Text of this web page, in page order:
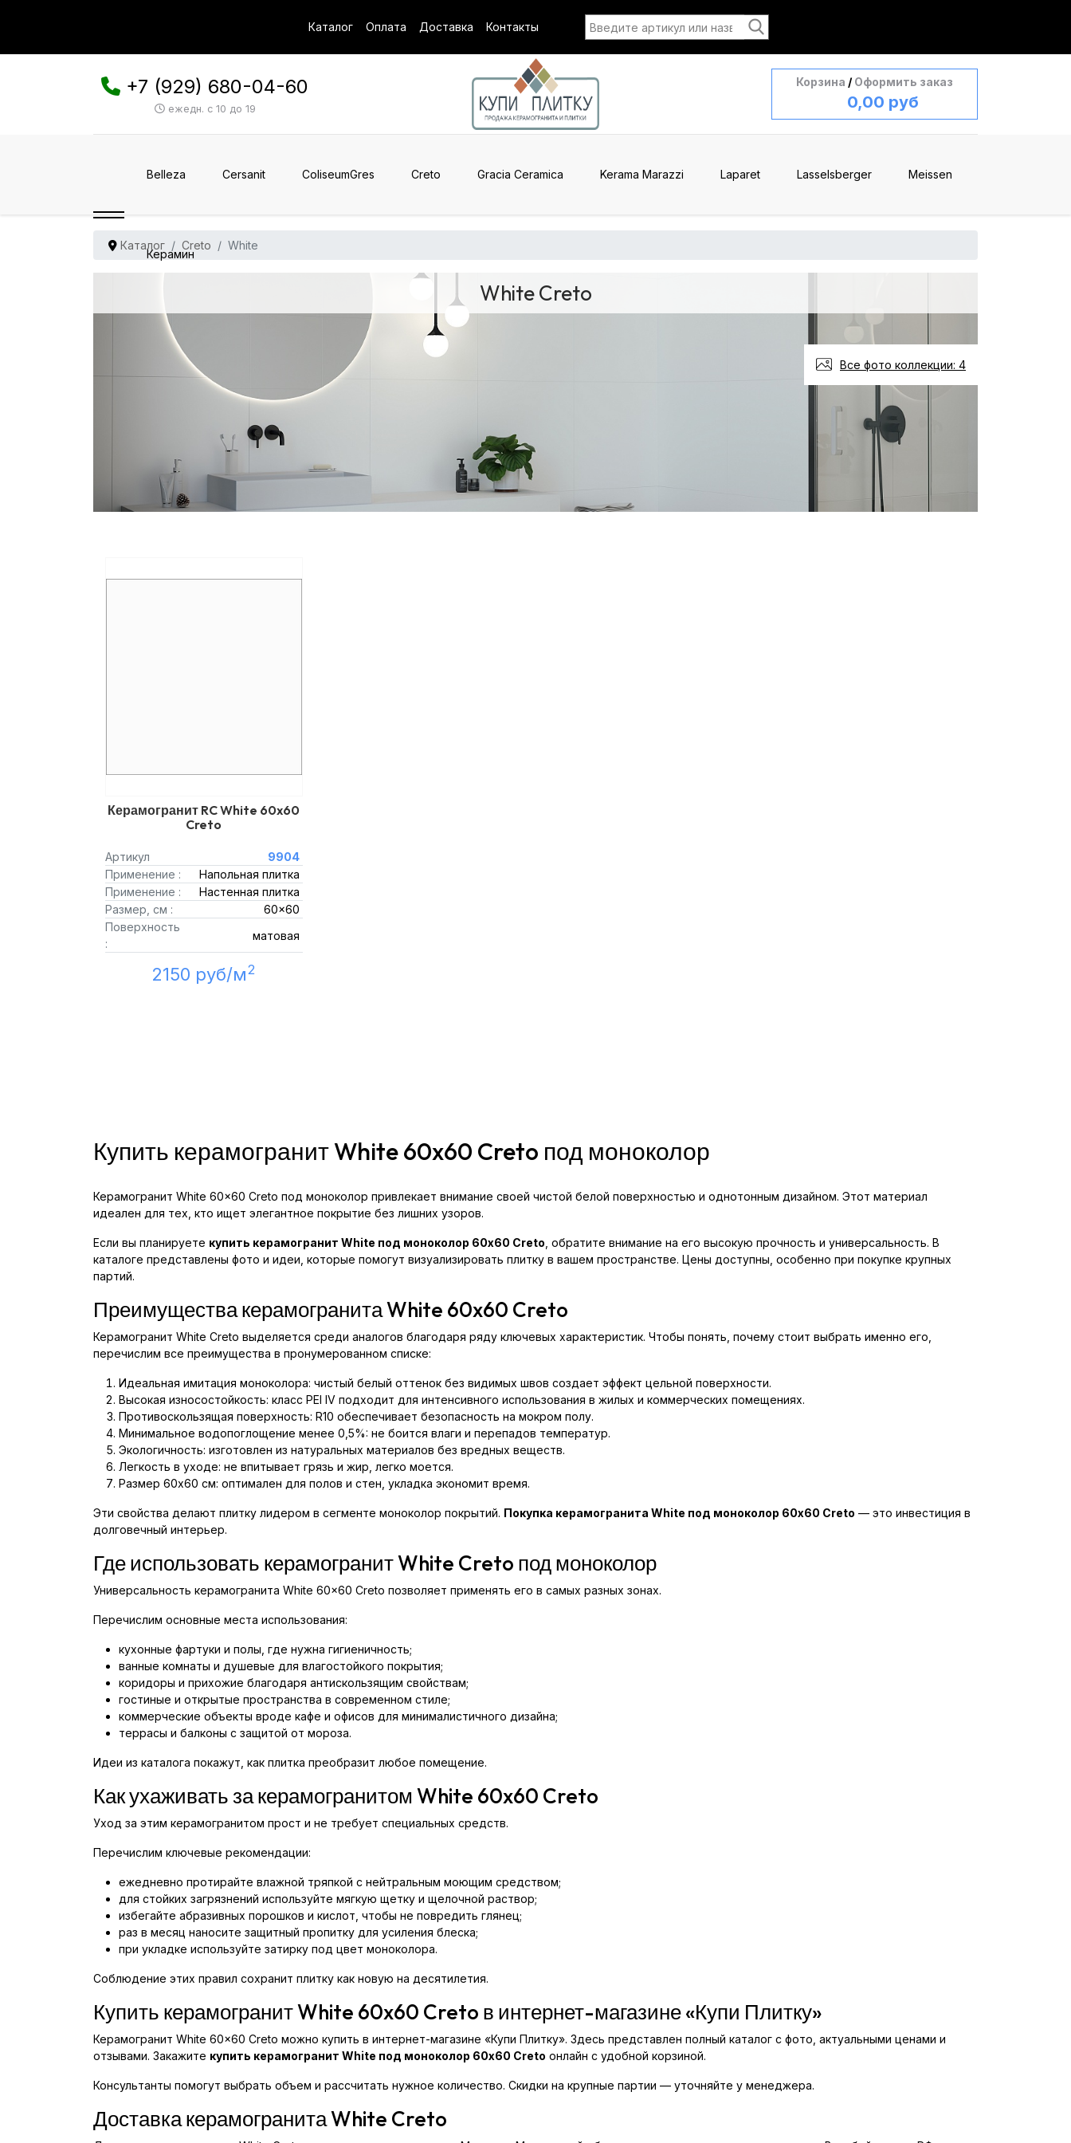
Каталог Оплата Доставка Контакты
+7 (929) 680-04-60
ежедн. с 10 до 19
Корзина / Оформить заказ
0,00 руб
Belleza Cersanit ColiseumGres Creto Gracia Ceramica Kerama Marazzi Laparet Lasselsberger Meissen
Керамин
Каталог Creto White
White Creto
Все фото коллекции: 4
Керамогранит RC White 60x60
Creto
Артикул
9904
Применение :
Напольная плитка
Применение :
Настенная плитка
Размер, см :
60x60
Поверхность
:
матовая
2150 руб/м2
Купить керамогранит White 60x60 Creto под моноколор
Керамогранит White 60x60 Creto под моноколор привлекает внимание своей чистой белой поверхностью и однотонным дизайном. Этот материал
идеален для тех, кто ищет элегантное покрытие без лишних узоров.
Если вы планируете купить керамогранит White под моноколор 60x60 Creto , обратите внимание на его высокую прочность и универсальность. В
каталоге представлены фото и идеи, которые помогут визуализировать плитку в вашем пространстве. Цены доступны, особенно при покупке крупных
партий.
Преимущества керамогранита White 60x60 Creto
Керамогранит White Creto выделяется среди аналогов благодаря ряду ключевых характеристик. Чтобы понять, почему стоит выбрать именно его,
перечислим все преимущества в пронумерованном списке:
Идеальная имитация моноколора: чистый белый оттенок без видимых швов создает эффект цельной поверхности.
Высокая износостойкость: класс PEI IV подходит для интенсивного использования в жилых и коммерческих помещениях.
Противоскользящая поверхность: R10 обеспечивает безопасность на мокром полу.
Минимальное водопоглощение менее 0,5%: не боится влаги и перепадов температур.
Экологичность: изготовлен из натуральных материалов без вредных веществ.
Легкость в уходе: не впитывает грязь и жир, легко моется.
Размер 60x60 см: оптимален для полов и стен, укладка экономит время.
Эти свойства делают плитку лидером в сегменте моноколор покрытий. Покупка керамогранита White под моноколор 60x60 Creto — это инвестиция в
долговечный интерьер.
Где использовать керамогранит White Creto под моноколор
Универсальность керамогранита White 60x60 Creto позволяет применять его в самых разных зонах.
Перечислим основные места использования:
кухонные фартуки и полы, где нужна гигиеничность;
ванные комнаты и душевые для влагостойкого покрытия;
коридоры и прихожие благодаря антискользящим свойствам;
гостиные и открытые пространства в современном стиле;
коммерческие объекты вроде кафе и офисов для минималистичного дизайна;
террасы и балконы с защитой от мороза.
Идеи из каталога покажут, как плитка преобразит любое помещение.
Как ухаживать за керамогранитом White 60x60 Creto
Уход за этим керамогранитом прост и не требует специальных средств.
Перечислим ключевые рекомендации:
ежедневно протирайте влажной тряпкой с нейтральным моющим средством;
для стойких загрязнений используйте мягкую щетку и щелочной раствор;
избегайте абразивных порошков и кислот, чтобы не повредить глянец;
раз в месяц наносите защитный пропитку для усиления блеска;
при укладке используйте затирку под цвет моноколора.
Соблюдение этих правил сохранит плитку как новую на десятилетия.
Купить керамогранит White 60x60 Creto в интернет-магазине «Купи Плитку»
Керамогранит White 60x60 Creto можно купить в интернет-магазине «Купи Плитку». Здесь представлен полный каталог с фото, актуальными ценами и
отзывами. Закажите купить керамогранит White под моноколор 60x60 Creto онлайн с удобной корзиной.
Консультанты помогут выбрать объем и рассчитать нужное количество. Скидки на крупные партии — уточняйте у менеджера.
Доставка керамогранита White Creto